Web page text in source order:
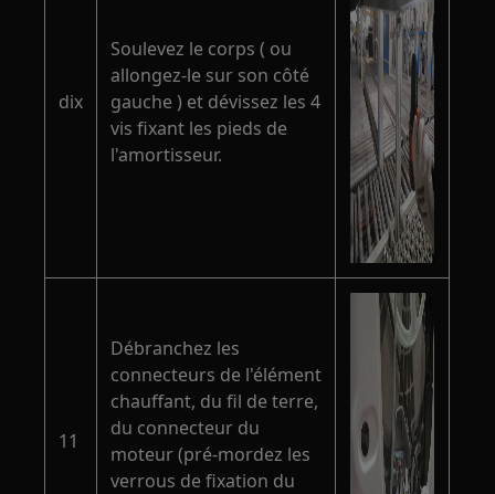
dix
Soulevez le corps ( ou
allongez-le sur son côté
gauche ) et dévissez les 4
vis fixant les pieds de
l'amortisseur.
11
Débranchez les
connecteurs de l'élément
chauffant, du fil de terre,
du connecteur du
moteur (pré-mordez les
verrous de fixation du